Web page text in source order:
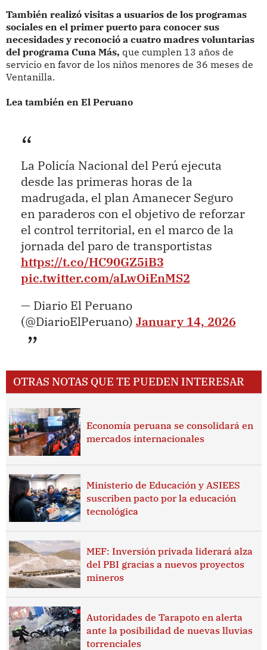
También realizó visitas a usuarios de los programas
sociales en el primer puerto para conocer sus
necesidades y reconoció a cuatro madres voluntarias
del programa Cuna Más, que cumplen 13 años de
servicio en favor de los niños menores de 36 meses de
Ventanilla.
Lea también en El Peruano
La Policía Nacional del Perú ejecuta
desde las primeras horas de la
madrugada, el plan Amanecer Seguro
en paraderos con el objetivo de reforzar
el control territorial, en el marco de la
jornada del paro de transportistas
https://t.co/HC90GZ5iB3
pic.twitter.com/aLwOiEnMS2
— Diario El Peruano
(@DiarioElPeruano) January 14, 2026
OTRAS NOTAS QUE TE PUEDEN INTERESAR
Economía peruana se consolidará en
mercados internacionales
Ministerio de Educación y ASIEES
suscriben pacto por la educación
tecnológica
MEF: Inversión privada liderará alza
del PBI gracias a nuevos proyectos
mineros
Autoridades de Tarapoto en alerta
ante la posibilidad de nuevas lluvias
torrenciales